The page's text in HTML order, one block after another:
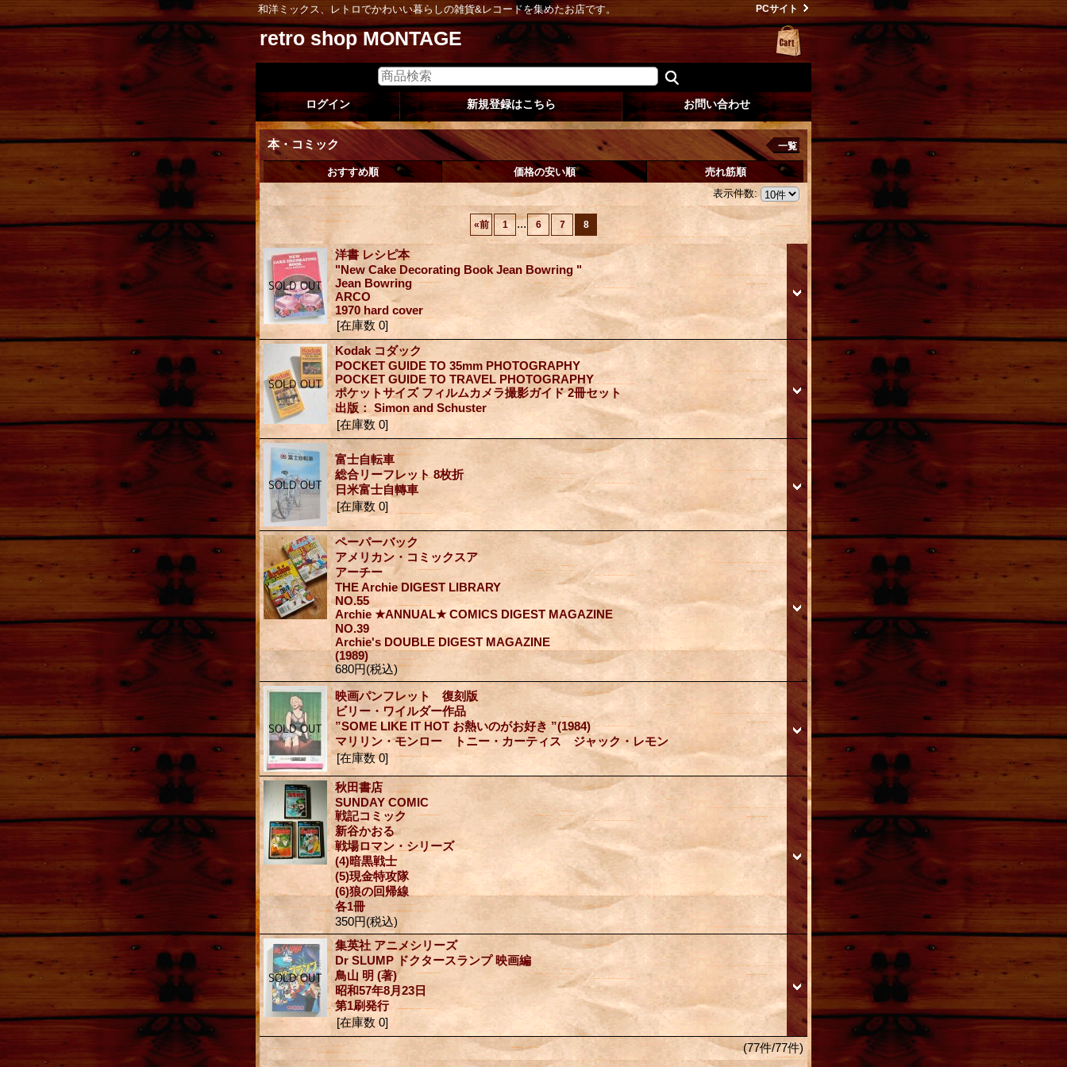
和洋ミックス、レトロでかわいい暮らしの雑貨&レコードを集めたお店です。 PCサイト
retro shop MONTAGE
ログイン 新規登録はこちら お問い合わせ
本・コミック 一覧
おすすめ順 価格の安い順
売れ筋順
表示件数:
«前 1 ... 6 7 8
洋書 レシピ本
"New Cake Decorating Book Jean Bowring "
Jean Bowring
ARCO
1970 hard cover
[在庫数 0]
Kodak コダック
POCKET GUIDE TO 35mm PHOTOGRAPHY
POCKET GUIDE TO TRAVEL PHOTOGRAPHY
ポケットサイズ フィルムカメラ撮影ガイド 2冊セット
出版： Simon and Schuster
[在庫数 0]
富士自転車
総合リーフレット 8枚折
日米富士自轉車
[在庫数 0]
ペーパーバック
アメリカン・コミックスア
アーチー
THE Archie DIGEST LIBRARY
NO.55
Archie ★ANNUAL★ COMICS DIGEST MAGAZINE
NO.39
Archie's DOUBLE DIGEST MAGAZINE
(1989)
680円(税込)
映画パンフレット 復刻版
ビリー・ワイルダー作品
”SOME LIKE IT HOT お熱いのがお好き ”(1984)
マリリン・モンロー トニー・カーティス ジャック・レモン
[在庫数 0]
秋田書店
SUNDAY COMIC
戦記コミック
新谷かおる
戦場ロマン・シリーズ
(4)暗黒戦士
(5)現金特攻隊
(6)狼の回帰線
各1冊
350円(税込)
集英社 アニメシリーズ
Dr SLUMP ドクタースランプ 映画編
鳥山 明 (著)
昭和57年8月23日
第1刷発行
[在庫数 0]
(77件/77件)